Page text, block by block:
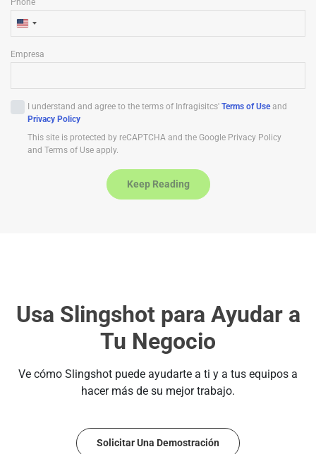
U
i
d
Phone
Empresa
I understand and agree to the terms of Infragisitcs' Terms of Useand
Privacy Policy
This site is protected by reCAPTCHA and the Google Privacy Policy
and Terms of Use apply.
Keep Reading
Usa Slingshot para Ayudar a
Tu Negocio
Ve cómo Slingshot puede ayudarte a ti y a tus equipos a
hacer más de su mejor trabajo.
Solicitar Una Demostración